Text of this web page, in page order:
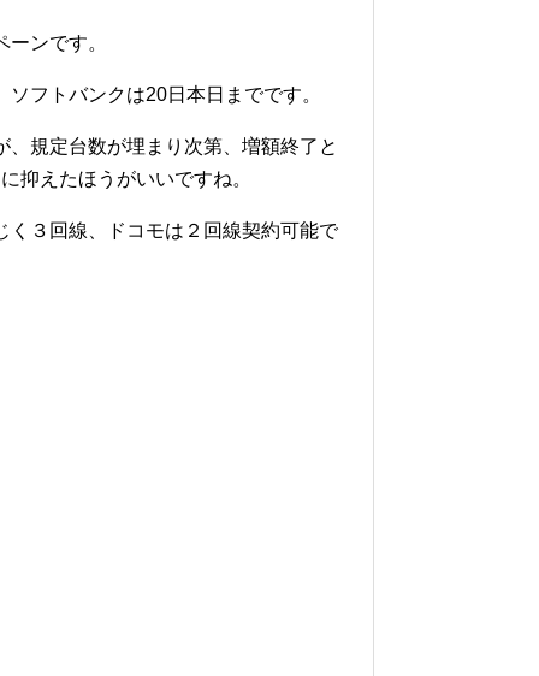
ンです。
フトバンクは20日本日までです。
規定台数が埋まり次第、増額終了と
抑えたほうがいいですね。
３回線、ドコモは２回線契約可能で